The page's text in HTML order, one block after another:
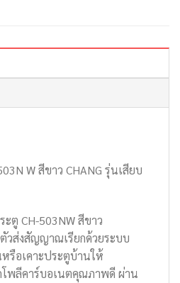
W สีขาว CHANG รุ่นเสียบ
ตู CH-503NW สีขาว
วส่งสัญญาณเรียกด้วยระบบ
รือเคาะประตูบ้านให้
โพลีคาร์บอเนตคุณภาพดี ผ่าน